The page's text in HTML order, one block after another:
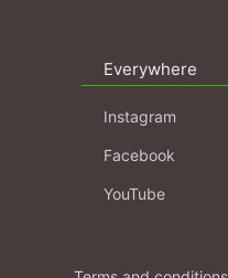
Everywhere
Instagram
Facebook
YouTube